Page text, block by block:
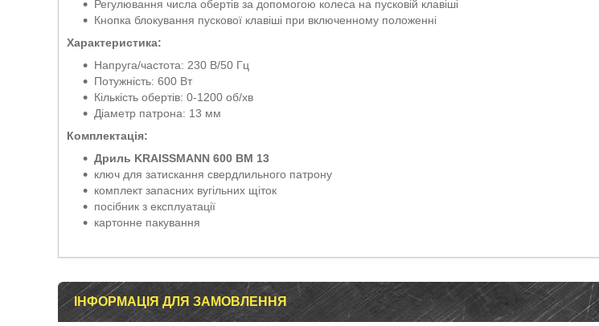
Регулювання числа обертів за допомогою колеса на пусковій клавіші
Кнопка блокування пускової клавіші при включенному положенні
Характеристика:
Напруга/частота: 230 В/50 Гц
Потужність: 600 Вт
Кількість обертів: 0-1200 об/хв
Діаметр патрона: 13 мм
Комплектація:
Дриль KRAISSMANN 600 BM 13
ключ для затискання свердлильного патрону
комплект запасних вугільних щіток
посібник з експлуатації
картонне пакування
ІНФОРМАЦІЯ ДЛЯ ЗАМОВЛЕННЯ